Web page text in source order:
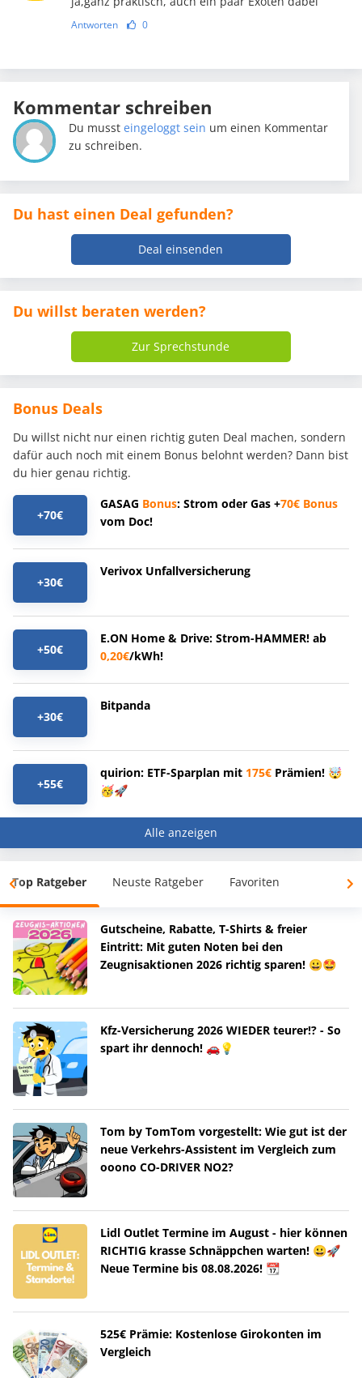
Antworten 0
Kommentar schreiben
Du mussteingeloggt sein um einen Kommentar
zu schreiben.
Du hast einen Deal gefunden?
Deal einsenden
Du willst beraten werden?
Zur Sprechstunde
Bonus Deals
Du willst nicht nur einen richtig guten Deal machen, sondern
dafür auch noch mit einem Bonus belohnt werden? Dann bist
du hier genau richtig.
+70€
GASAG Bonus: Strom oder Gas +70€ Bonus
vom Doc!
+30€
Verivox Unfallversicherung
+50€
E.ON Home & Drive: Strom-HAMMER! ab
0,20€/kWh!
+30€
Bitpanda
+55€
quirion: ETF-Sparplan mit 175€ Prämien! 🤯
🥳🚀
Alle anzeigen
Top Ratgeber Neuste Ratgeber Favoriten
Gutscheine, Rabatte, T-Shirts & freier
Eintritt: Mit guten Noten bei den
Zeugnisaktionen 2026 richtig sparen! 😀🤩
Kfz-Versicherung 2026 WIEDER teurer!? - So
spart ihr dennoch! 🚗💡
Tom by TomTom vorgestellt: Wie gut ist der
neue Verkehrs-Assistent im Vergleich zum
ooono CO-DRIVER NO2?
Lidl Outlet Termine im August - hier können
RICHTIG krasse Schnäppchen warten! 😀🚀
Neue Termine bis 08.08.2026! 📆
525€ Prämie: Kostenlose Girokonten im
Vergleich